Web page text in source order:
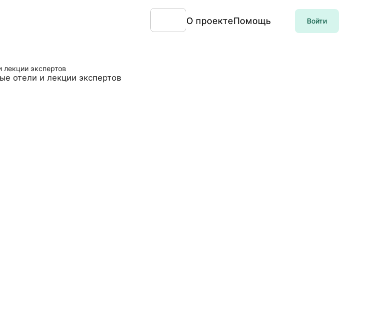
О проектеПомощь Войти
отели и лекции экспертов